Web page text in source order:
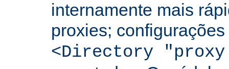
internamente mais
proxies;
<Directory